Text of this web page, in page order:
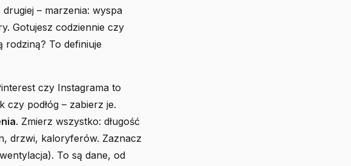
– marzenia: wyspa
Gotujesz codziennie czy
rodziną? To definiuje
czy Instagrama to
czy podłóg – zabierz je.
. Zmierz wszystko: długość
drzwi, kaloryferów. Zaznacz
To są dane, od